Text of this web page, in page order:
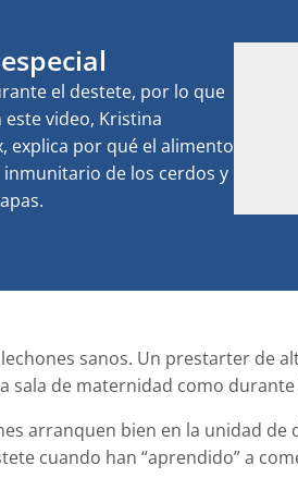
el destete, por lo que
video, Kristina
explica por qué el alimento
de los cerdos y
sanos. Un prestarter de
de maternidad como
arranquen bien en la unidad
cuando han “aprendido” a